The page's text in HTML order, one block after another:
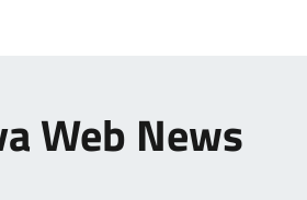
Web News